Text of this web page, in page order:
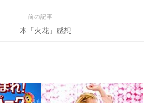
前の記事
本「火花」感想